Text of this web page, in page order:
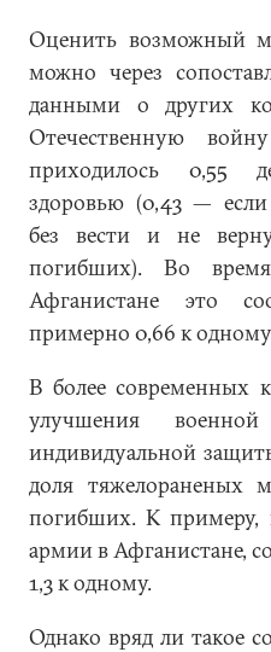
Оценить возможный
можно через
данными о других
Отечественную
приходилось 0,55
здоровью (0,43 —
без вести и не
погибших). Во
Афганистане это
примерно 0,66 к
В более современных
улучшения
индивидуальной
доля тяжелораненых
погибших. К примеру,
армии в Афганистане,
1,3 к одному.
Однако вряд ли такое